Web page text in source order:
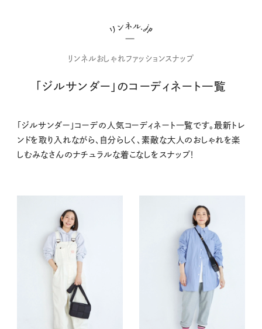
リンネルおしゃれファッションスナップ
「ジルサンダー」のコーディネート一覧
「ジルサンダー」コーデの人気コーディネート一覧です。最新トレ
ンドを取り入れながら、自分らしく、素敵な大人のおしゃれを楽
しむみなさんのナチュラルな着こなしをスナップ！